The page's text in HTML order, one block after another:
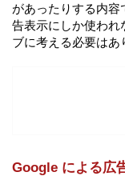
があったりする内容
告表示にしか使われ
ブに考える必要はあ
Google による広